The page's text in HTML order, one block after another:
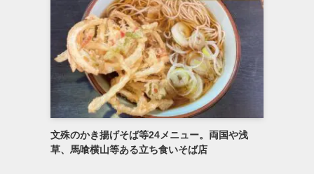
文殊のかき揚げそば等24メニュー。両国や浅
草、馬喰横山等ある立ち食いそば店